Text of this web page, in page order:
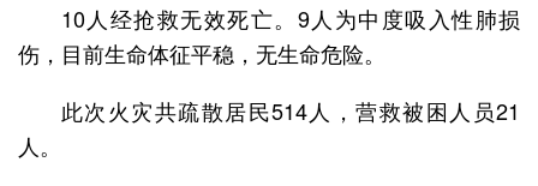
10人经抢救无效死亡。9人为中度吸入性肺损
伤，目前生命体征平稳，无生命危险。
此次火灾共疏散居民514人，营救被困人员21
人。